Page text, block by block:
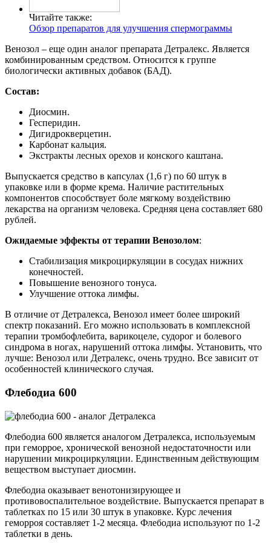
Читайте также:
Обзор препаратов для улучшения спермограммы
Венозол – еще один аналог препарата Детралекс. Является
комбинированным средством. Относится к группе
биологически активных добавок (БАД).
Состав:
Диосмин.
Гесперидин.
Дигидрокверцетин.
Карбонат кальция.
Экстракты лесных орехов и конского каштана.
Выпускается средство в капсулах (1,6 г) по 60 штук в
упаковке или в форме крема. Наличие растительных
компонентов способствует боле мягкому воздействию
лекарства на организм человека. Средняя цена составляет 680
рублей.
Ожидаемые эффекты от терапии Венозолом:
Стабилизация микроциркуляции в сосудах нижних
конечностей.
Повышение венозного тонуса.
Улучшение оттока лимфы.
В отличие от Детралекса, Венозол имеет более широкий
спектр показаний. Его можно использовать в комплексной
терапии тромбофлебита, варикоцеле, судорог и болевого
синдрома в ногах, нарушений оттока лимфы. Установить, что
лучше: Венозол или Детралекс, очень трудно. Все зависит от
особенностей клинического случая.
Флебодиа 600
Флебодиа 600 является аналогом Детралекса, используемым
при геморрое, хронической венозной недостаточности или
нарушении микроциркуляции. Единственным действующим
веществом выступает диосмин.
Флебодиа оказывает венотонизирующее и
противовоспалительное воздействие. Выпускается препарат в
таблетках по 15 или 30 штук в упаковке. Курс лечения
геморроя составляет 1-2 месяца. Флебодиа используют по 1-2
таблетки в день.